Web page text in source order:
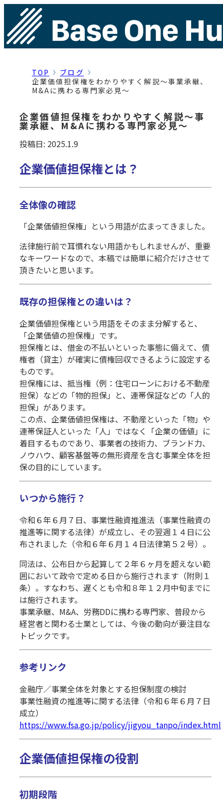
TOP
ブログ
企業価値担保権をわかりやすく解説～事業承継、
M&Aに携わる専門家必見～
企業価値担保権をわかりやすく解説～事
業承継、M&Aに携わる専門家必見～
投稿日: 2025.1.9
企業価値担保権とは？
全体像の確認
「企業価値担保権」という用語が広まってきました。
法律施行前で耳慣れない用語かもしれませんが、重要
なキーワードなので、本稿では簡単に紹介だけさせて
頂きたいと思います。
既存の担保権との違いは？
企業価値担保権という用語をそのまま分解すると、
「企業価値の担保権」です。
担保権とは、借金の不払いといった事態に備えて、債
権者（貸主）が確実に債権回収できるように設定する
ものです。
担保権には、抵当権（例：住宅ローンにおける不動産
担保）などの「物的担保」と、連帯保証などの「人的
担保」があります。
この点、企業価値担保権は、不動産といった「物」や
連帯保証人といった「人」ではなく「企業の価値」に
着目するものであり、事業者の技術力、ブランド力、
ノウハウ、顧客基盤等の無形資産を含む事業全体を担
保の目的にしています。
いつから施行？
令和６年６月７日、事業性融資推進法（事業性融資の
推進等に関する法律）が成立し、その翌週１４日に公
布されました（令和６年６月１４日法律第５２号）。
同法は、公布日から起算して２年６ヶ月を超えない範
囲において政令で定める日から施行されます（附則１
条）。すなわち、遅くとも令和８年１２月中旬までに
は施行されます。
事業承継、M&A、労務DDに携わる専門家、普段から
経営者と関わる士業としては、今後の動向が要注目な
トピックです。
参考リンク
金融庁／事業全体を対象とする担保制度の検討
事業性融資の推進等に関する法律（令和６年６月７日
成立）
https://www.fsa.go.jp/policy/jigyou_tanpo/index.html
企業価値担保権の役割
初期段階